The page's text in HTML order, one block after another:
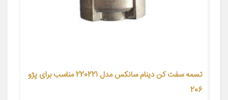
تسمه سفت کن دینام سانکس مدل 220221 مناسب برای پژو
206